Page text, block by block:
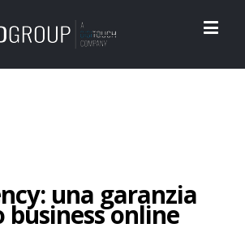
una garanzia
business online